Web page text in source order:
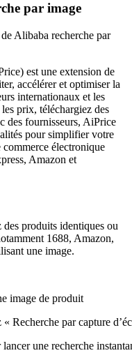
par image
Alibaba recherche par
est une extension de
accélérer et optimiser la
internationaux et les
prix, téléchargiez des
des fournisseurs, AiPrice
pour simplifier votre
électronique
Amazon et
des produits identiques ou
1688, Amazon,
une image.
image de produit
Recherche par capture
une recherche